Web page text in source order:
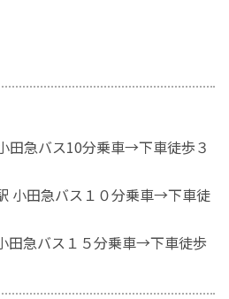
田急バス10分乗車→下車徒歩３
小田急バス１０分乗車→下車徒
田急バス１５分乗車→下車徒歩